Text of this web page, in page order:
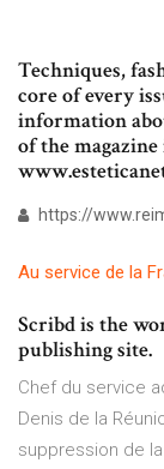
Techniques,
core of every
information
of the
https://
Au service de la
Scribd is the
publishing site.
Chef du service
Denis de la
suppression de